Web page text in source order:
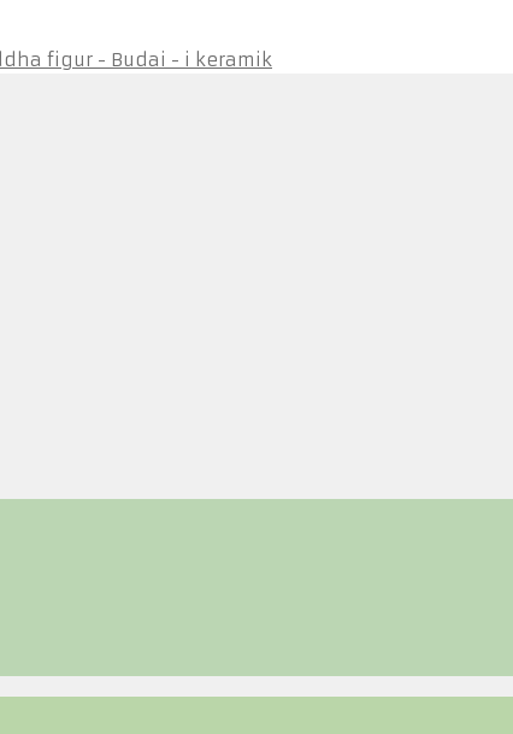
figur - Budai - i keramik